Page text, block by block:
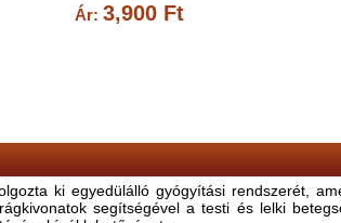
Ár: 3,900 Ft
ki egyedülálló gyógyítási rendszerét,
segítségével a testi és lelki